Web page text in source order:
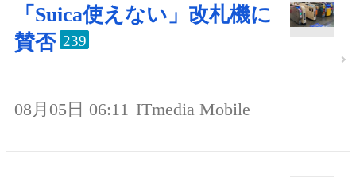
「Suica使えない」改札機に
賛否 239
08月05日 06:11 ITmedia Mobile